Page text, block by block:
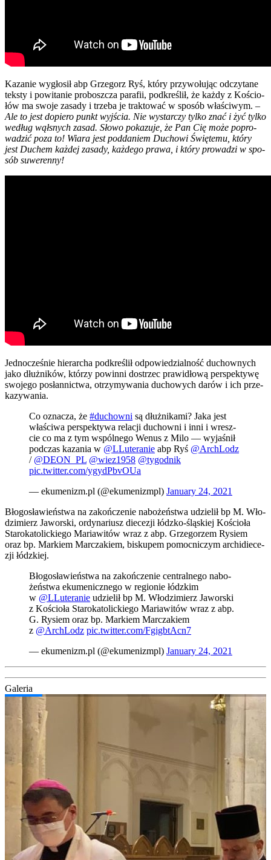
Kaza­nie wygło­sił abp Grze­gorz Ryś, któ­ry przy­wo­łu­jąc odczy­ta­ne
tek­sty i powi­ta­nie pro­bosz­cza para­fii, pod­kre­ślił, że każ­dy z Kościo­
łów ma swo­je zasa­dy i trze­ba je trak­to­wać w spo­sób wła­ści­wym. –
Ale to jest dopie­ro punkt wyj­ścia. Nie wystar­czy tyl­ko znać i żyć tyl­ko
według wął­snych zasad. Sło­wo poka­zu­je, że Pan Cię może popro­
wa­dzić poza to! Wia­ra jest pod­da­niem Ducho­wi Świę­te­mu, któ­ry
jest Duchem każ­dej zasa­dy, każ­de­go pra­wa, i któ­ry pro­wa­dzi w spo­
sób suwe­ren­ny!
Jed­no­cze­śnie hie­rar­cha pod­kre­ślił odpo­wie­dzial­ność duchow­nych
jako dłuż­ni­ków, któ­rzy powin­ni dostrzec pra­wi­dło­wą per­spek­ty­wę
swo­je­go posłan­nic­twa, otrzy­my­wa­nia ducho­wych darów i ich prze­
ka­zy­wa­nia.
Co ozna­cza, że #duchow­ni są dłuż­ni­ka­mi? Jaka jest
wła­ści­wa per­spek­ty­wa rela­cji duchow­ni i inni i wresz­
cie co ma z tym wspól­ne­go Wenus z Milo — wyja­śnił
pod­czas kaza­nia w @LLuteranie abp Ryś @ArchLodz
/ @DEON_PL @wiez1958 @tygodnik
pic.twitter.com/ygydPbvOUa
— ekumenizm.pl (@ekumenizmpl) Janu­ary 24, 2021
Bło­go­sła­wień­stwa na zakoń­cze­nie nabo­żeń­stwa udzie­lił bp M. Wło­
dzi­mierz Jawor­ski, ordy­na­riusz die­ce­zji łódz­ko-ślą­skiej Kościo­ła
Sta­ro­ka­to­lic­kie­go Maria­wi­tów wraz z abp. Grze­go­rzem Rysiem
oraz bp. Mar­kiem Mar­cza­kiem, bisku­pem pomoc­ni­czym archi­die­ce­
zji łódz­kiej.
Bło­go­sła­wień­stwa na zakoń­cze­nie cen­tral­ne­go nabo­
żeń­stwa eku­me­nicz­ne­go w regio­nie łódz­kim
w @LLuteranie udzie­lił bp M. Wło­dzi­mierz Jawor­ski
z Kościo­ła Sta­ro­ka­to­lic­kie­go Maria­wi­tów wraz z abp.
G. Rysiem oraz bp. Mar­kiem Mar­cza­kiem
z @ArchLodz pic.twitter.com/FgigbtAcn7
— ekumenizm.pl (@ekumenizmpl) Janu­ary 24, 2021
Gale­ria